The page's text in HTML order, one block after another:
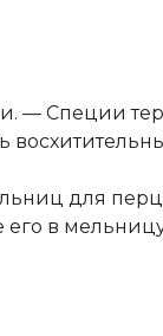
— Специи
для
в